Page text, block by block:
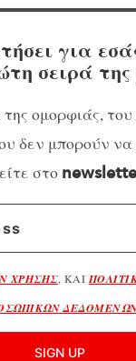
για
σειρά
ομορφιάς,
δεν μπορούν να
στο
ΧΡΗΣΗΣ, ΚΑΙ
SIGN UP